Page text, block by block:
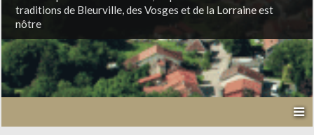
traditions de Bleurville, des Vosges et de la Lorraine est
nôtre